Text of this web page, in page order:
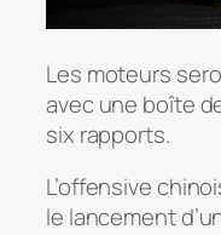
Les moteurs
avec une boîte
six rapports.
L’offensive
le lancement